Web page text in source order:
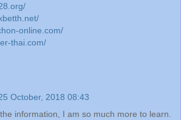
online.com/
thai.com/
October, 2018 08:43
information, I am so much more to learn.